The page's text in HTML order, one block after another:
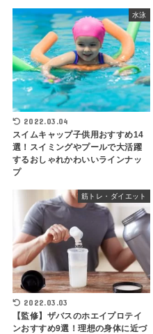
水泳
2022.03.04
スイムキャップ子供用おすすめ14
選！スイミングやプールで大活躍
するおしゃれかわいいラインナッ
プ
筋トレ・ダイエット
2022.03.03
【監修】ザバスのホエイプロテイ
ンおすすめ9選！理想の身体に近づ